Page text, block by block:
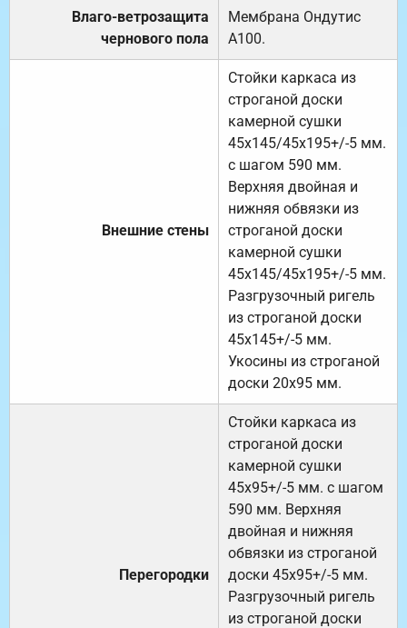
Влаго-ветрозащита
чернового пола
Мембрана Ондутис
А100.
Внешние стены
Стойки каркаса из
строганой доски
камерной сушки
45х145/45х195+/-5 мм.
с шагом 590 мм.
Верхняя двойная и
нижняя обвязки из
строганой доски
камерной сушки
45х145/45х195+/-5 мм.
Разгрузочный ригель
из строганой доски
45х145+/-5 мм.
Укосины из строганой
доски 20х95 мм.
Перегородки
Стойки каркаса из
строганой доски
камерной сушки
45х95+/-5 мм. с шагом
590 мм. Верхняя
двойная и нижняя
обвязки из строганой
доски 45х95+/-5 мм.
Разгрузочный ригель
из строганой доски